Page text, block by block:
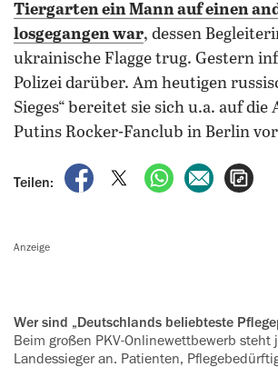
Tiergarten ein Mann auf einen
losgegangen war, dessen
ukrainische Flagge trug. Gestern
Polizei darüber. Am heutigen
Sieges“ bereitet sie sich u.a. auf
Putins Rocker-Fanclub in Berlin
Teilen:
auf Facebook teilen
auf X teilenper WhatsApp
per E-
Anzeige
Wer sind „Deutschlands beliebteste
Beim großen PKV-Onlinewettbewerb steht
Landessieger an. Patienten,